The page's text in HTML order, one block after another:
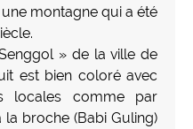
montagne qui a été
» de la ville de
est bien coloré avec
locales comme par
broche (Babi Guling)